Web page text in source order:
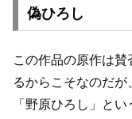
偽ひろし
この作品の原作は賛
るからこそなのだが
「野原ひろし」と